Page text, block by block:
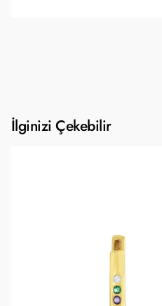
İlginizi Çekebilir